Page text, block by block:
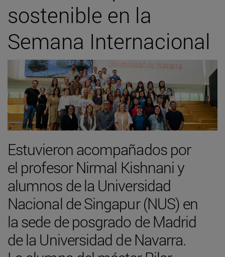
sostenible en la
Semana Internacional
Estuvieron acompañados por
el profesor Nirmal Kishnani y
alumnos de la Universidad
Nacional de Singapur (NUS) en
la sede de posgrado de Madrid
de la Universidad de Navarra.